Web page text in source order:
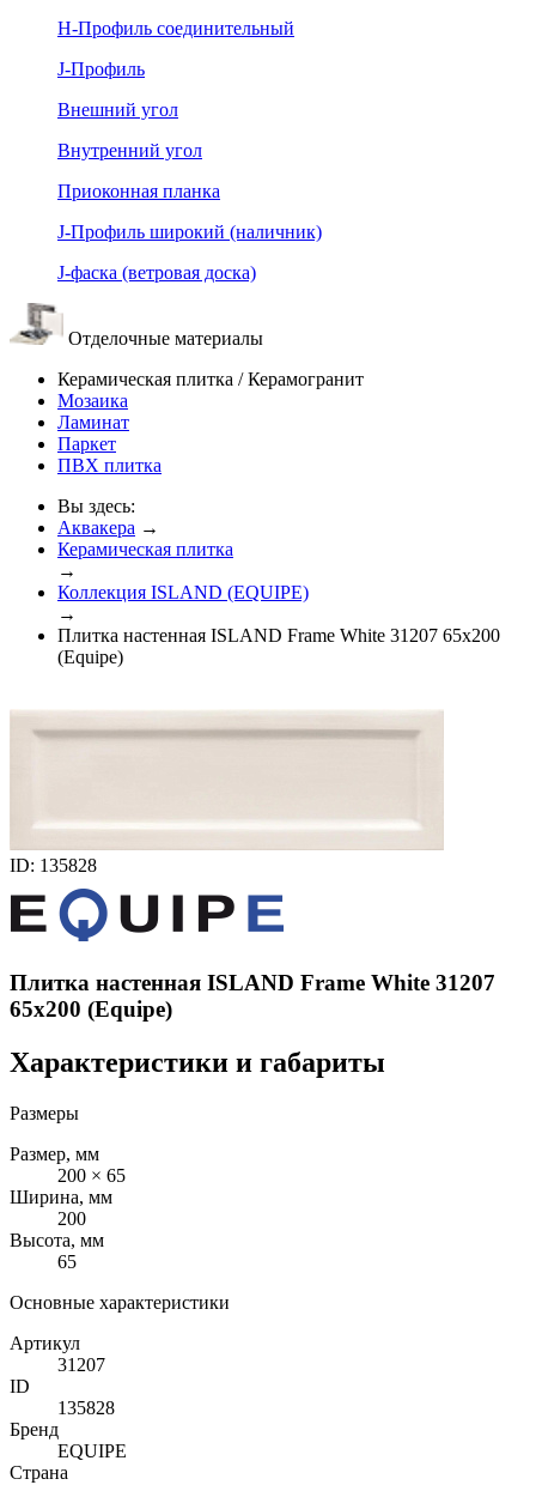
Н-Профиль соединительный
J-Профиль
Внешний угол
Внутренний угол
Приоконная планка
J-Профиль широкий (наличник)
J-фаска (ветровая доска)
Отделочные материалы
Керамическая плитка / Керамогранит
Мозаика
Ламинат
Паркет
ПВХ плитка
Вы здесь:
Аквакера →
Керамическая плитка
→
Коллекция ISLAND (EQUIPE)
→
Плитка настенная ISLAND Frame White 31207 65x200
(Equipe)
ID: 135828
Плитка настенная ISLAND Frame White 31207
65x200 (Equipe)
Характеристики и габариты
Размеры
Размер, мм
200 × 65
Ширина, мм
200
Высота, мм
65
Основные характеристики
Артикул
31207
ID
135828
Бренд
EQUIPE
Страна